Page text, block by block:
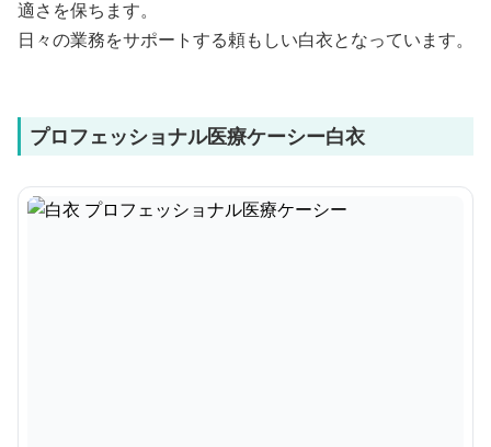
適さを保ちます。
日々の業務をサポートする頼もしい白衣となっています。
プロフェッショナル医療ケーシー白衣